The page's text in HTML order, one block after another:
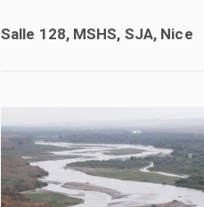
Salle 128, MSHS, SJA, Nice